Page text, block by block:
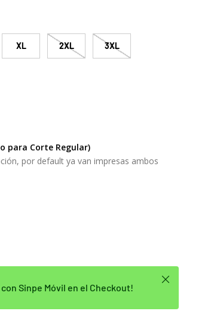
XL 2XL 3XL
para Corte Regular)
por default ya van impresas ambos
con Sinpe Móvil en el Checkout!
Cerrar